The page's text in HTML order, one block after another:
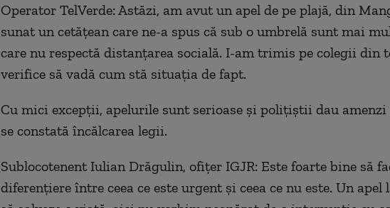
Operator TelVerde: Astăzi, am avut un apel de pe plajă, din
sunat un cetăţean care ne-a spus că sub o umbrelă sunt mai
care nu respectă distanţarea socială. I-am trimis pe colegii din
verifice să vadă cum stă situaţia de fapt.
Cu mici excepţii, apelurile sunt serioase şi poliţiştii dau amenzi
se constată încălcarea legii.
Sublocotenent Iulian Drăgulin, ofiţer IGJR: Este foarte bine să
diferenţiere între ceea ce este urgent şi ceea ce nu este. Un apel